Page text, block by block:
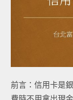
前言：信用卡是